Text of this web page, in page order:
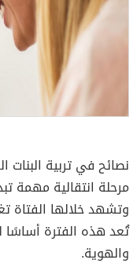
نصائح في تربية البنات
وتشهد خلالها الفتاة
تُعد هذه الفترة أساسًا
والهوية.